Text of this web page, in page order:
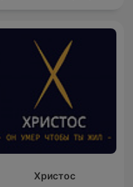
Христос